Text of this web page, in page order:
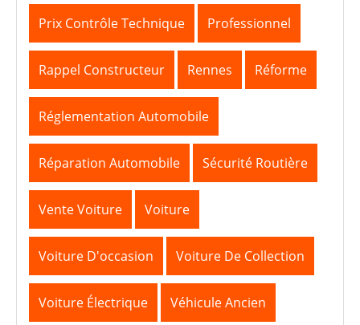
Prix Contrôle Technique Professionnel
Rappel Constructeur Rennes Réforme
Réglementation Automobile
Réparation Automobile Sécurité Routière
Vente Voiture Voiture
Voiture D'occasion Voiture De Collection
Voiture Électrique Véhicule Ancien